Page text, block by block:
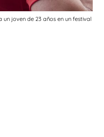
joven de 23 años en un festival